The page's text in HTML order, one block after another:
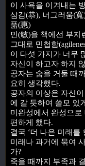
이 사욕을 이겨내는
삼감(恭), 너그러움(
풂(惠)
민(敏)을 책에선 부지
그대로 민첩함
이 다섯 가지가 너무
자신이 하고자 하지
공자는 숨을 거둘 때
요히 생각했다.
공자의 이상은 자신
에 갈 듯하여 쓸모 있
미완성에서 완성으로
편하게 했다.
결국 ‘더 나은 미래를
미래나 과거에 묶여
가?
죽을 때까지 부족과